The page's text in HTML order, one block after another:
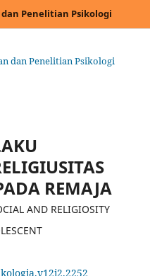
Penelitian Psikologi
dan Penelitian Psikologi
REMAJA
AND RELIGIOSITY